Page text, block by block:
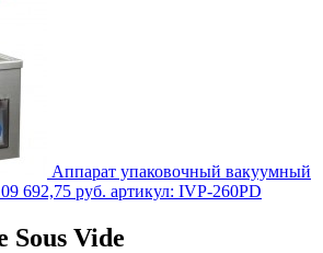
Аппарат упаковочный вакуумный
692,75 руб. артикул: IVP-260PD
Sous Vide